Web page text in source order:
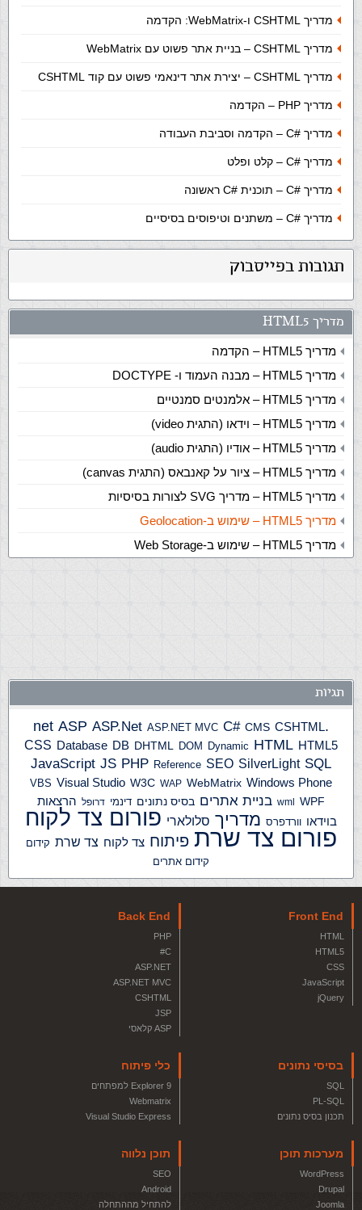
מדריך CSHTML ו-WebMatrix: הקדמה
מדריך CSHTML – בניית אתר פשוט עם WebMatrix
מדריך CSHTML – יצירת אתר דינאמי פשוט עם קוד CSHTML
מדריך PHP – הקדמה
מדריך C# – הקדמה וסביבת העבודה
מדריך C# – קלט ופלט
מדריך C# – תוכנית #C ראשונה
מדריך C# – משתנים וטיפוסים בסיסיים
תגובות בפייסבוק
מדריך HTML5
מדריך HTML5 – הקדמה
מדריך HTML5 – מבנה העמוד ו- DOCTYPE
מדריך HTML5 – אלמנטים סמנטיים
מדריך HTML5 – וידאו (התגית video)
מדריך HTML5 – אודיו (התגית audio)
מדריך HTML5 – ציור על קאנבאס (התגית canvas)
מדריך HTML5 – מדריך SVG לצורות בסיסיות
מדריך HTML5 – שימוש ב-Geolocation
מדריך HTML5 – שימוש ב-Web Storage
תגיות
.net
ASP ASP.Net ASP.NET MVC C# CMS CSHTML
CSS Database DB DHTML DOM Dynamic HTML HTML5
JavaScript JS PHP Reference SEO SilverLight SQL
VBS Visual Studio W3C WAP WebMatrix Windows Phone
wml WPF בניית אתרים בסיס נתונים דינמי דרופל הרצאות
בוידאו וורדפרס מדריך סלולארי פורום צד לקוח
פורום צד שרת פיתוח צד לקוח צד שרת קידום
קידום אתרים
Front End
HTML
HTML5
CSS
JavaScript
jQuery
Back End
PHP
C#
ASP.NET
ASP.NET MVC
CSHTML
JSP
ASP קלאסי
בסיסי נתונים
SQL
PL-SQL
תכנון בסיס נתונים
כלי פיתוח
Explorer 9 למפתחים
Webmatrix
Visual Studio Express
מערכות תוכן
WordPress
Drupal
Joomla
תוכן נלווה
SEO
Android
להתחיל מההתחלה